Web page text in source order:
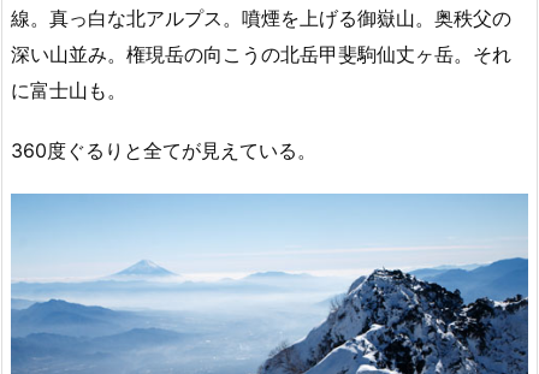
線。真っ白な北アルプス。噴煙を上げる御嶽山。奥秩父の
深い山並み。権現岳の向こうの北岳甲斐駒仙丈ヶ岳。それ
に富士山も。
360度ぐるりと全てが見えている。